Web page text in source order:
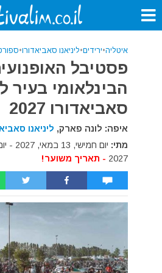
איטליה•ירידים•ליניאנו סאביאדורו•
פסטיבל
הבינלאומי בעיר
סאביאדורו 2027
איפה: לונה פארק, ליניאנו
מתי:
2027 - תאריך משוער!